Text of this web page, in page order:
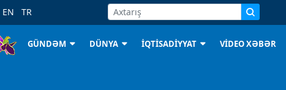
EN TR
GÜNDƏM DÜNYA İQTİSADİYYAT VİDEO XƏBƏR